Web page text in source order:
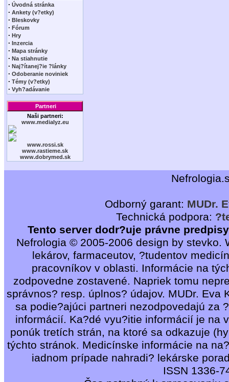
· Úvodná stránka
· Ankety (v?etky)
· Bleskovky
· Fórum
· Hry
· Inzercia
· Mapa stránky
· Na stiahnutie
· Naj?ítanej?ie ?lánky
· Odoberanie noviniek
· Témy (v?etky)
· Vyh?adávanie
Partneri
Naši partneri:
www.medialyz.eu
www.rossi.sk
www.rastieme.sk
www.dobrymed.sk
Odborný garant: MUDr.
Technická podpora:
Tento server dodr?uje právne
Nefrologia © 2005-2006 design by stevko.
lekárov, farmaceutov, ?tudentov
pracovníkov v oblasti. Informácie na
zodpovedne zostavené. Napriek tomu
správnos? resp. úplnos? údajov. MUDr. Eva
sa podie?ajúci partneri nezodpovedajú za
informácií. Ka?dé vyu?itie informácií je na
ponúk tretích strán, na ktoré sa odkazuje
týchto stránok. Medicínske informácie na
iadnom prípade nahradi? lekárske
ISSN 1336-